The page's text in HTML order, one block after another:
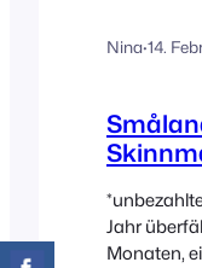
Nina·14.
Jahr
Monaten,